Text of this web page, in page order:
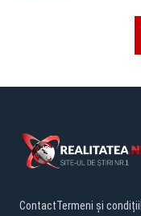
ContactTermeni și condiții